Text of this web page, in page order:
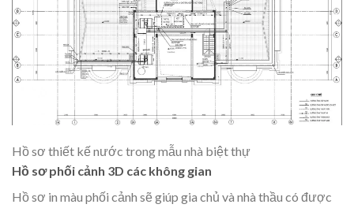
Hồ sơ thiết kế nước trong mẫu nhà biệt thự
Hồ sơ phối cảnh 3D các không gian
Hồ sơ in màu phối cảnh sẽ giúp gia chủ và nhà thầu có được